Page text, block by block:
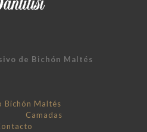
de Bichón Maltés
Bichón Maltés
Camadas